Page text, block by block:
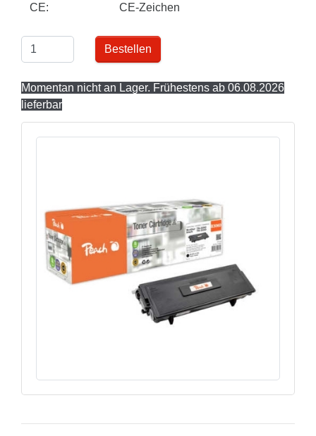
CE: CE-Zeichen
Bestellen
Momentan nicht an Lager. Frühestens ab 06.08.2026
lieferbar